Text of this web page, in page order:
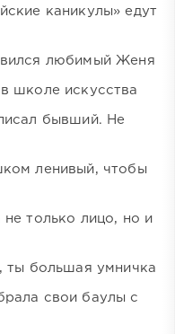
каникулы» едут
любимый Женя
школе искусства
бывший. Не
ленивый, чтобы
только лицо, но и
ты большая умничка
свои баулы с